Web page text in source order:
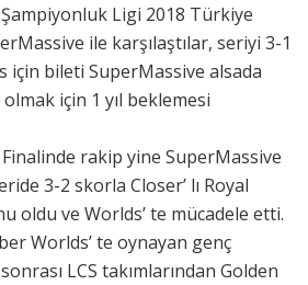
Ligi 2018 Türkiye
ile karşılaştılar, seriyi 3-1
için bileti SuperMassive alsada
için 1 yıl beklemesi
rakip yine SuperMassive
3-2 skorla Closer’ lı Royal
oldu ve Worlds’ te mücadele etti.
Worlds’ te oynayan genç
LCS takımlarından Golden